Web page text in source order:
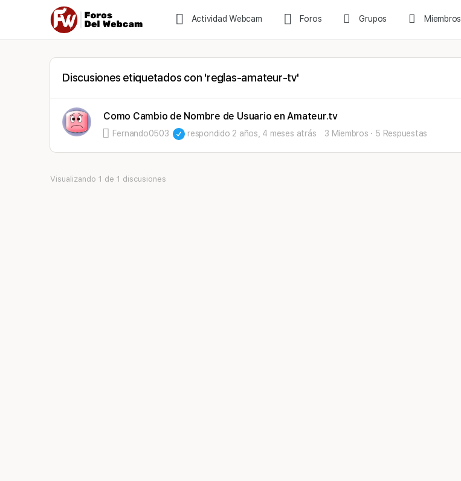
Actividad Webcam Foros Grupos Miembros
Discusiones etiquetados con 'reglas-amateur-tv'
Como Cambio de Nombre de Usuario en Amateur.tv
Fernando0503 respondido 2 años, 4 meses atrás 3 Miembros · 5 Respuestas
Visualizando 1 de 1 discusiones